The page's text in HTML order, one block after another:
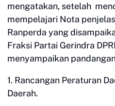
mengatakan, setelah
mempelajari Nota
Ranperda yang
Fraksi Partai Gerindra
menyampaikan
1. Rancangan Peraturan
Daerah.